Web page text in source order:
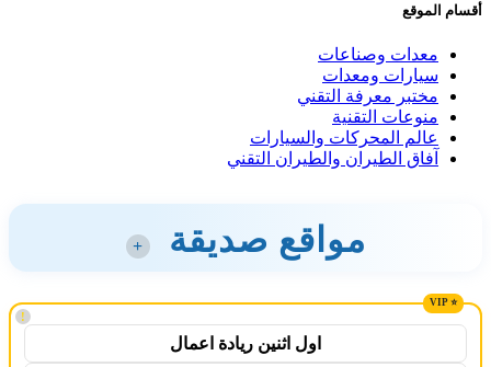
أقسام الموقع
معدات وصناعات
سيارات ومعدات
مختبر معرفة التقني
منوعات التقنية
عالم المحركات والسيارات
آفاق الطيران والطيران التقني
مواقع صديقة +
!
اول اثنين ريادة اعمال